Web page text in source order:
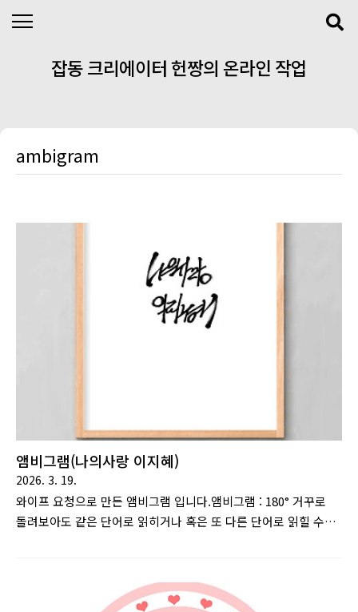
잡동 크리에이터 헌짱의 온라인 작업
ambigram
앰비그램(나의사랑 이지혜)
2026. 3. 19.
와이프 요청으로 만든 앰비그램 입니다.앰비그램 : 180° 거꾸로
돌려보아도 같은 단어로 읽히거나 혹은 또 다른 단어로 읽힐 수
지혜'입니다..(오글오글)'나의사랑 이지혜'를 뒤집어 봐도 '나의사
랑 이지혜'가 됩니다.앰비그램 작업을 하다보면 만들기 쉬운 글자